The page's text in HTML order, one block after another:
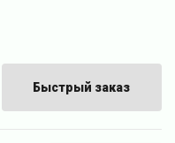
Быстрый заказ